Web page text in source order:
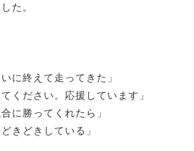
た。
に終えて走ってきた」
ください。応援しています」
に勝ってくれたら」
きどきしている」